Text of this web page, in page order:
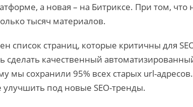
а новая – на Битриксе. При том,
тысяч материалов.
список страниц, которые критичны для
сделать качественный
мы сохранили 95% всех старых url-
под новые SEO-тренды.